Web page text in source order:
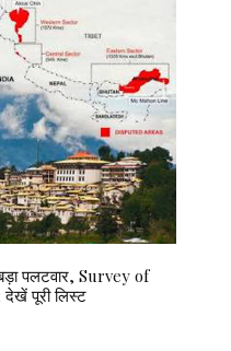
पलटवार, Survey of
पूरी लिस्ट